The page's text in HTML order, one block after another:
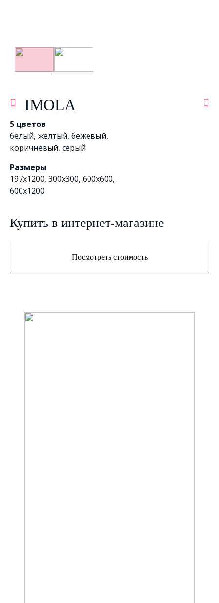
IMOLA
5 цветов
белый, желтый, бежевый,
коричневый, серый
Размеры
197x1200, 300х300, 600x600,
600x1200
Купить в интернет-магазине
Посмотреть стоимость